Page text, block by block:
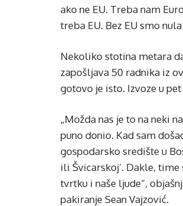
ako ne EU. Treba nam
treba EU. Bez EU smo
Nekoliko stotina metara
zapošljava 50 radnika iz
gotovo je isto. Izvoze u
„Možda nas je to na neki
puno donio. Kad sam
gospodarsko središte u
ili Švicarskoj’. Dakle,
tvrtku i naše ljude“,
pakiranje Sean Vajzović.